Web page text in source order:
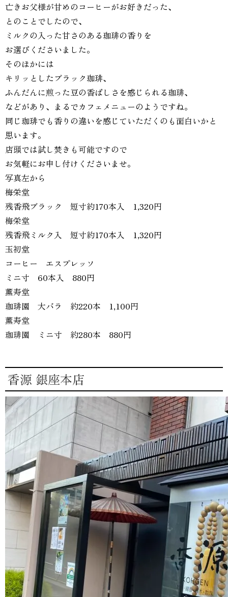
亡きお父様が甘めのコーヒーがお好きだった、
とのことでしたので、
ミルクの入った甘さのある珈琲の香りを
お選びくださいました。
そのほかには
キリッとしたブラック珈琲、
ふんだんに煎った豆の香ばしさを感じられる珈琲、
などがあり、まるでカフェメニューのようですね。
同じ珈琲でも香りの違いを感じていただくのも面白いかと
思います。
店頭では試し焚きも可能ですので
お気軽にお申し付けくださいませ。
写真左から
梅栄堂
残香飛ブラック 短寸約170本入 1,320円
梅栄堂
残香飛ミルク入 短寸約170本入 1,320円
玉初堂
コーヒー エスプレッソ
ミニ寸 60本入 880円
薫寿堂
珈琲園 大バラ 約220本 1,100円
薫寿堂
珈琲園 ミニ寸 約280本 880円
香源 銀座本店